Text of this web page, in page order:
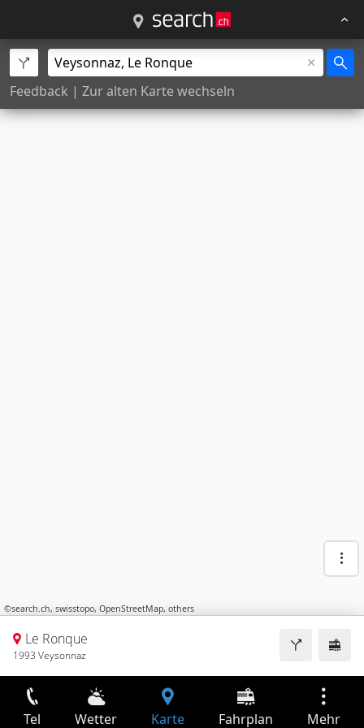
Feedback | Zur alten Karte wechseln
©search.ch, swisstopo, OpenStreetMap, others
Le Ronque
1993 Veysonnaz
Tel Wetter Karte Fahrplan Mehr